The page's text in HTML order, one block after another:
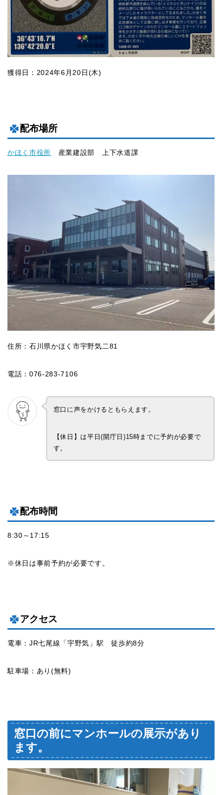
獲得日：2024年6月20日(木)
配布場所
かほく市役所 産業建設部 上下水道課
住所：石川県かほく市宇野気二81
電話：076-283-7106
窓口に声をかけるともらえます。
【休日】は平日(開庁日)15時までに予約が必要で
す。
配布時間
8:30～17:15
※休日は事前予約が必要です。
アクセス
電車：JR七尾線「宇野気」駅 徒歩約8分
駐車場：あり(無料)
窓口の前にマンホールの展示があり
ます。